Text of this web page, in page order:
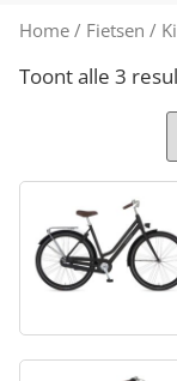
Home / Fietsen /
Toont alle 3